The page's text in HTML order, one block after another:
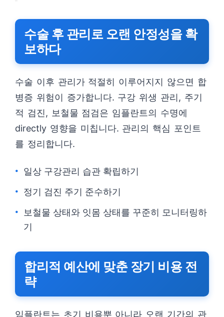
수술 후 관리로 오랜 안정성을 확
보하다
수술 이후 관리가 적절히 이루어지지 않으면 합
병증 위험이 증가합니다. 구강 위생 관리, 주기
적 검진, 보철물 점검은 임플란트의 수명에
directly 영향을 미칩니다. 관리의 핵심 포인트
를 정리합니다.
일상 구강관리 습관 확립하기
정기 검진 주기 준수하기
보철물 상태와 잇몸 상태를 꾸준히 모니터링하
기
합리적 예산에 맞춘 장기 비용 전
략
임플란트는 초기 비용뿐 아니라 오랜 기간의 관